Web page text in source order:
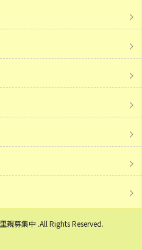
募集中 .All Rights Reserved.